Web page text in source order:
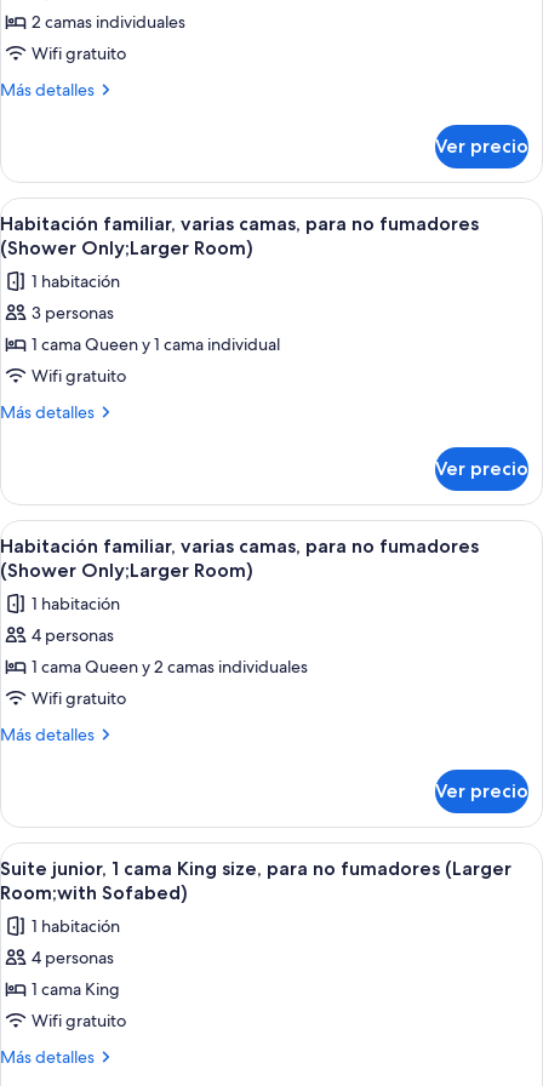
fumadores
(Larger
Room)
Habitación
Confort,
2
para
no
fumadores
(Larger
Room)
2 camas individuales
Wifi gratuito
Más detalles
Más
Confort,
camas
individuales,
para
no
fumadores
(Larger
Room)
Ver precio
Abrir
todas
las
fotos
de
Habitación
familiar,
varias
no
fumadores
(Shower
Only;Larger
Room)
Habitación de hotel con dos camas,
4
Habitación familiar, varias camas, para no fumadores
(Shower Only;Larger Room)
1 habitación
3 personas
1 cama Queen y 1 cama individual
Wifi gratuito
Más detalles
Más
familiar,
varias
camas,
para
no
fumadores
(Shower
Only;Larger
Room)
Ver precio
Abrir
todas
las
fotos
de
Habitación
familiar,
varias
no
fumadores
(Shower
Only;Larger
Room)
Habitación de hotel con cama,
4
Habitación familiar, varias camas, para no fumadores
(Shower Only;Larger Room)
1 habitación
4 personas
1 cama Queen y 2 camas individuales
Wifi gratuito
Más detalles
Más
familiar,
varias
camas,
para
fumadores
(Shower
Only;Larger
Room)
Ver precio
Abrir
todas
las
fotos
de
Suite
junior,
1
Suite junior, 1 cama King size, para
7
Suite junior, 1 cama King size, para no fumadores (Larger
Room;with Sofabed)
1 habitación
4 personas
1 cama King
Wifi gratuito
Más detalles
Más